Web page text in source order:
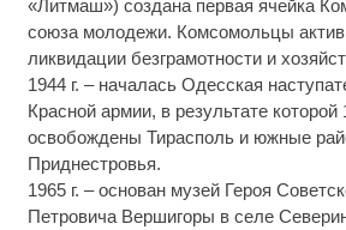
«Литмаш») создана первая ячейка
союза молодежи. Комсомольцы
ликвидации безграмотности и
1944 г. – началась Одесская
Красной армии, в результате
освобождены Тирасполь и южные
Приднестровья.
1965 г. – основан музей Героя
Петровича Вершигоры в селе